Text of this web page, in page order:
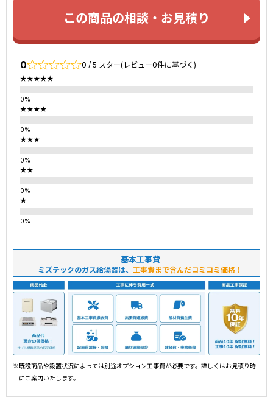
この商品の相談・お見積り
0 0 / 5 スター(レビュー0件に基づく)
★★★★★
★★★★
★★★
★★
★
基本工事費
ミズテックのガス給湯器は、 工事費まで含んだコミコミ価格！
※既設商品や設置状況によっては別途オプション工事費が必要です。詳しくはお見積り時
にご案内いたします。